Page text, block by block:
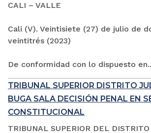
CALI – VALLE
Cali (V). Veintisiete (27) de julio de
veintitrés (2023)
De conformidad con lo dispuesto
TRIBUNAL SUPERIOR DISTRITO
BUGA SALA DECISIÓN PENAL EN
CONSTITUCIONAL
TRIBUNAL SUPERIOR DEL